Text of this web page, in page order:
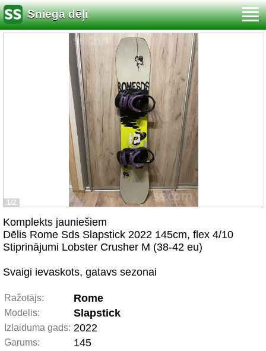
Sniega dēļi
1/2
Komplekts jauniešiem
Dēlis Rome Sds Slapstick 2022 145cm, flex 4/10
Stiprinājumi Lobster Crusher M (38-42 eu)
Svaigi ievaskots, gatavs sezonai
Ražotājs: Rome
Modelis: Slapstick
Izlaiduma gads: 2022
Garums: 145